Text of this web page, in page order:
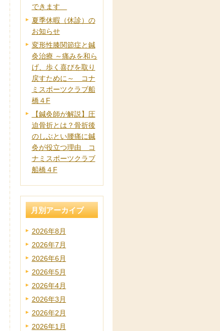
できます
夏季休暇（休診）の
お知らせ
変形性膝関節症と鍼
灸治療 ～痛みを和ら
げ、歩く喜びを取り
戻すために～ コナ
ミスポーツクラブ船
橋４F
【鍼灸師が解説】圧
迫骨折とは？骨折後
のしぶとい腰痛に鍼
灸が役立つ理由 コ
ナミスポーツクラブ
船橋４F
月別アーカイブ
2026年8月
2026年7月
2026年6月
2026年5月
2026年4月
2026年3月
2026年2月
2026年1月